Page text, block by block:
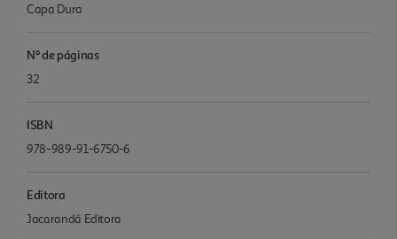
Capa Dura
Nº de páginas
32
ISBN
978-989-91-6750-6
Editora
Jacarandá Editora